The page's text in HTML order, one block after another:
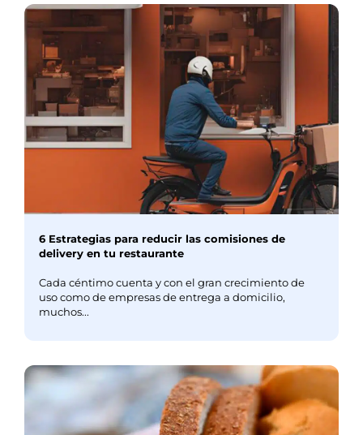
6 Estrategias para reducir las comisiones de
delivery en tu restaurante
Cada céntimo cuenta y con el gran crecimiento de
uso como de empresas de entrega a domicilio,
muchos...